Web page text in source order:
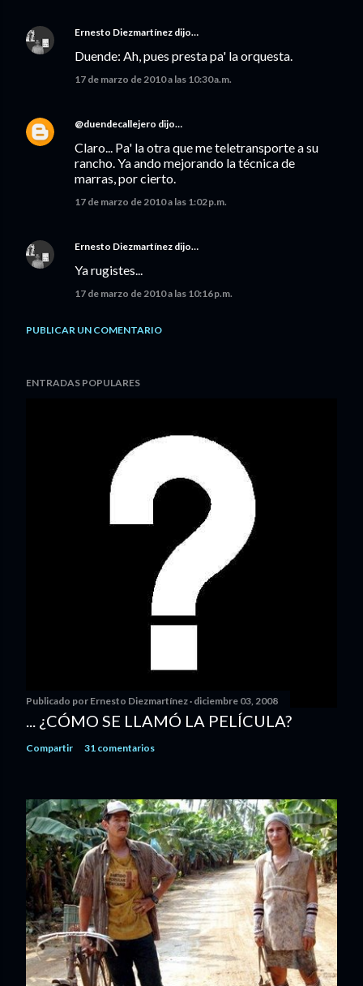
Ernesto Diezmartínez dijo…
Duende: Ah, pues presta pa' la orquesta.
17 de marzo de 2010 a las 10:30 a.m.
@duendecallejero dijo…
Claro... Pa' la otra que me teletransporte a su
rancho. Ya ando mejorando la técnica de
marras, por cierto.
17 de marzo de 2010 a las 1:02 p.m.
Ernesto Diezmartínez dijo…
Ya rugistes...
17 de marzo de 2010 a las 10:16 p.m.
PUBLICAR UN COMENTARIO
ENTRADAS POPULARES
Publicado por Ernesto Diezmartínez diciembre 03, 2008
... ¿CÓMO SE LLAMÓ LA PELÍCULA?
Compartir 31 comentarios